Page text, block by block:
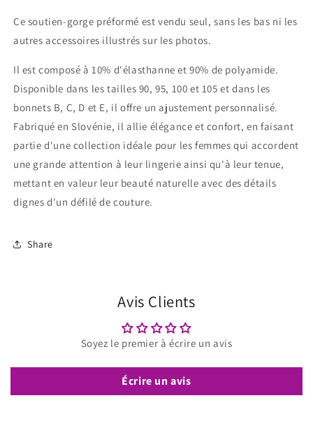
Ce soutien-gorge préformé est vendu seul, sans les bas ni les
autres accessoires illustrés sur les photos.
Il est composé à 10% d'élasthanne et 90% de polyamide.
Disponible dans les tailles 90, 95, 100 et 105 et dans les
bonnets B, C, D et E, il offre un ajustement personnalisé.
Fabriqué en Slovénie, il allie élégance et confort, en faisant
partie d'une collection idéale pour les femmes qui accordent
une grande attention à leur lingerie ainsi qu'à leur tenue,
mettant en valeur leur beauté naturelle avec des détails
dignes d'un défilé de couture.
Share
Avis Clients
Soyez le premier à écrire un avis
Écrire un avis